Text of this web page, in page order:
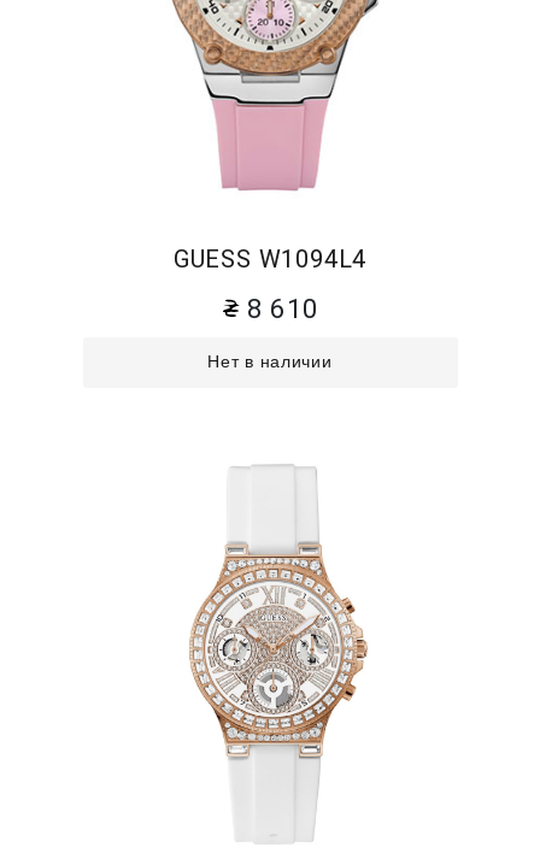
GUESS W1094L4
8 610
Нет в наличии